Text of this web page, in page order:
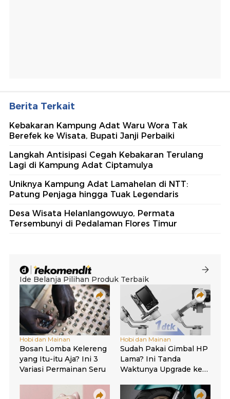
Berita Terkait
Kebakaran Kampung Adat Waru Wora Tak
Berefek ke Wisata, Bupati Janji Perbaiki
Langkah Antisipasi Cegah Kebakaran Terulang
Lagi di Kampung Adat Ciptamulya
Uniknya Kampung Adat Lamahelan di NTT:
Patung Penjaga hingga Tuak Legendaris
Desa Wisata Helanlangowuyo, Permata
Tersembunyi di Pedalaman Flores Timur